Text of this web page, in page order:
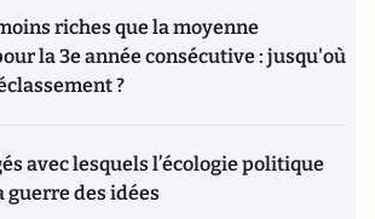
riches que la moyenne
la 3e année consécutive : jusqu'où
?
avec lesquels l’écologie politique
des idées